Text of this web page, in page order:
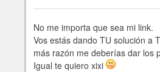
No me importa que sea mi link.
Vos estás dando TU solución a
más razón me deberías dar los
Igual te quiero xixi